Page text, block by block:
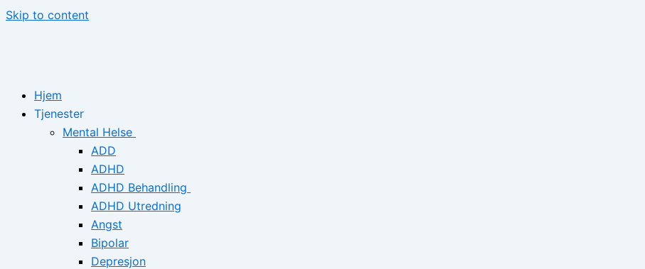
Skip to content
Hjem
Tjenester
Mental Helse
ADD
ADHD
ADHD Behandling
ADHD Utredning
Angst
Bipolar
Depresjon